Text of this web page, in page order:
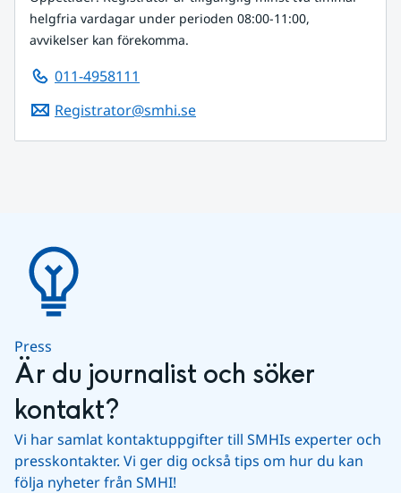
helgfria vardagar under perioden 08:00-11:00,
avvikelser kan förekomma.
011-4958111
Registrator@smhi.se
Press
Är du journalist och söker
kontakt?
Vi har samlat kontaktuppgifter till SMHIs experter och
presskontakter. Vi ger dig också tips om hur du kan
följa nyheter från SMHI!